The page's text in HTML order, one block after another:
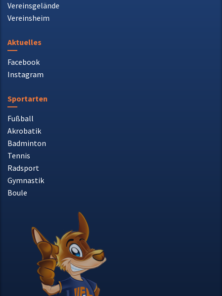
Vereinsgelände
Vereinsheim
Aktuelles
Facebook
Instagram
Sportarten
Fußball
Akrobatik
Badminton
Tennis
Radsport
Gymnastik
Boule